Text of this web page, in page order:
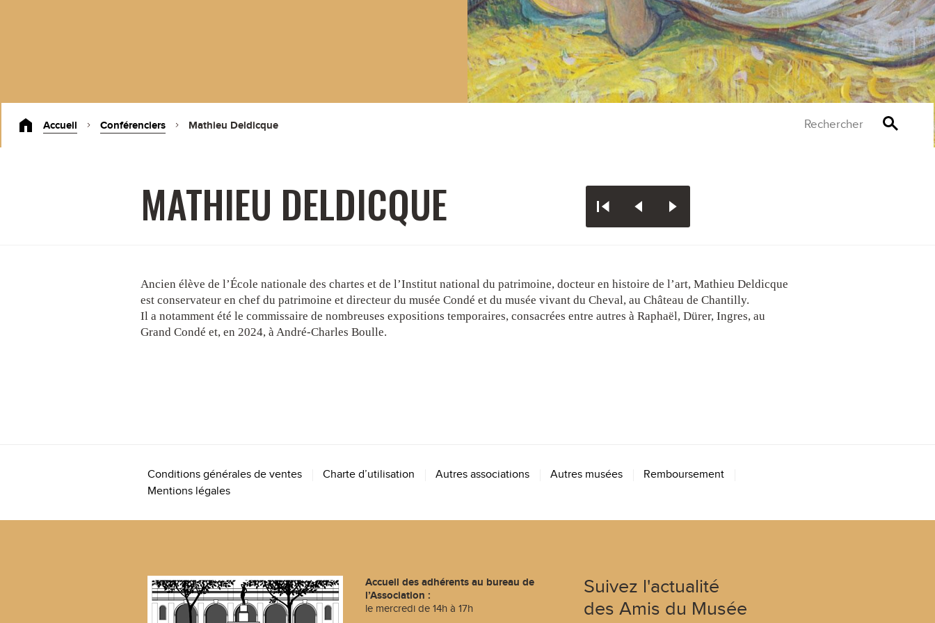
Accueil Conférenciers Mathieu Deldicque Rechercher
MATHIEU DELDICQUE
Ancien élève de l’École nationale des chartes et de l’Institut national du patrimoine, docteur en histoire de l’art, Mathieu Deldicque
est conservateur en chef du patrimoine et directeur du musée Condé et du musée vivant du Cheval, au Château de Chantilly.
Il a notamment été le commissaire de nombreuses expositions temporaires, consacrées entre autres à Raphaël, Dürer, Ingres, au
Grand Condé et, en 2024, à André-Charles Boulle.
Conditions générales de ventes Charte d’utilisation Autres associations Autres musées
Remboursement
Mentions légales
Accueil des adhérents au bureau de
l’Association :
le mercredi de 14h à 17h
Suivez l'actualité
des Amis du Musée